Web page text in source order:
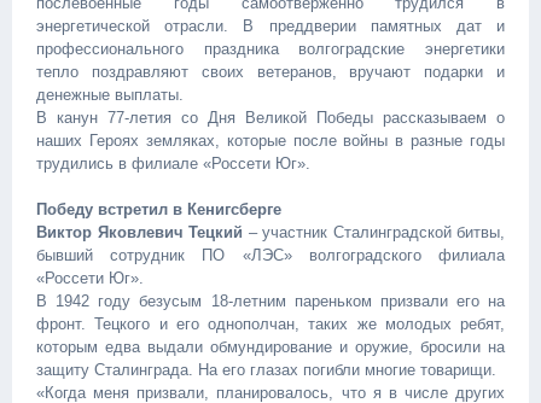
энергетической отрасли. В преддверии памятных дат и
профессионального праздника волгоградские энергетики
тепло поздравляют своих ветеранов, вручают подарки и
денежные выплаты.
В канун 77-летия со Дня Великой Победы рассказываем о
наших Героях земляках, которые после войны в разные годы
трудились в филиале «Россети Юг».
Победу встретил в Кенигсберге
Виктор Яковлевич Тецкий – участник Сталинградской битвы,
бывший сотрудник ПО «ЛЭС» волгоградского филиала
«Россети Юг».
В 1942 году безусым 18-летним пареньком призвали его на
фронт. Тецкого и его однополчан, таких же молодых ребят,
которым едва выдали обмундирование и оружие, бросили на
защиту Сталинграда. На его глазах погибли многие товарищи.
«Когда меня призвали, планировалось, что я в числе других